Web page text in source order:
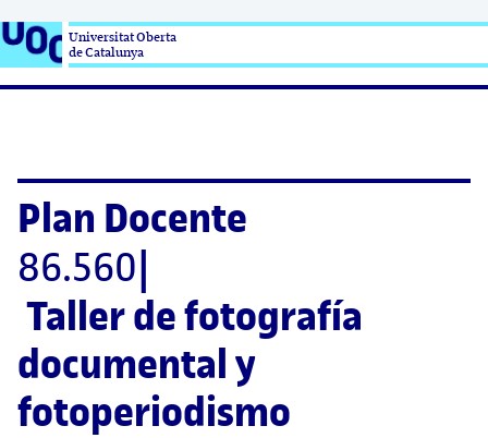
Universitat Oberta
de Catalunya
Plan Docente
86.560
Taller de fotografía
documental y
fotoperiodismo